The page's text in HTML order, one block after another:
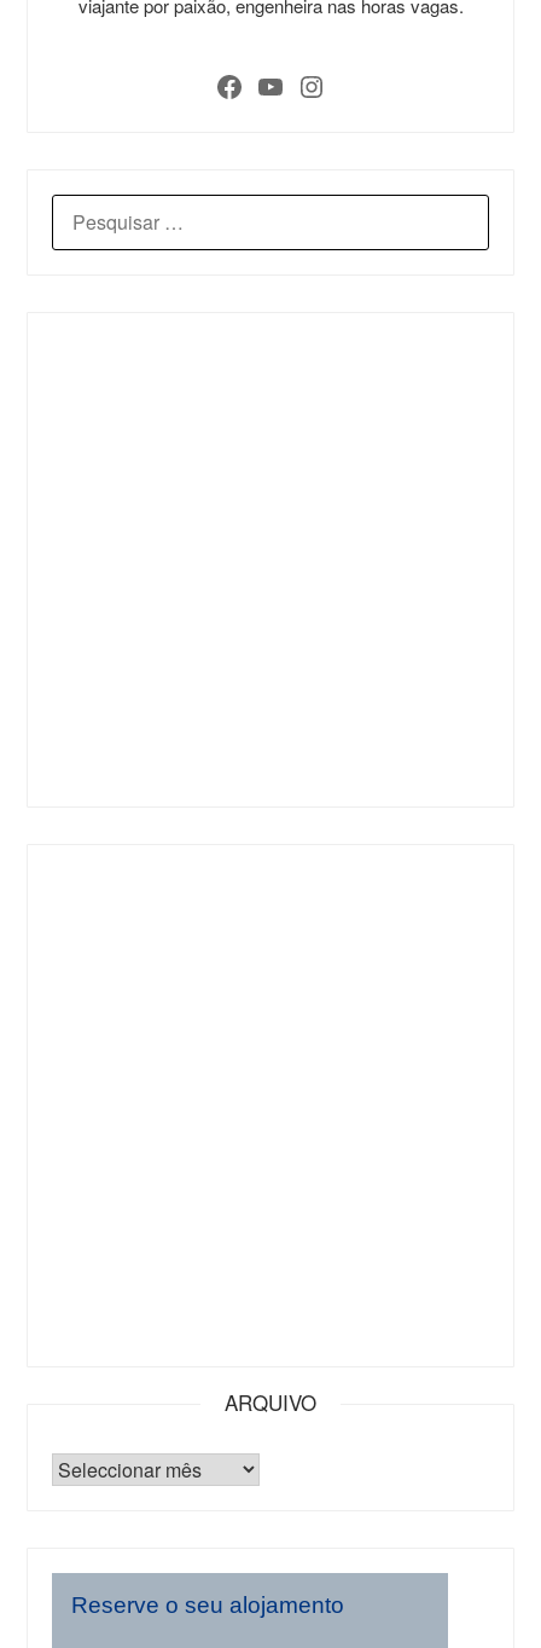
viajante por paixão, engenheira nas horas vagas.
ARQUIVO
Reserve o seu alojamento